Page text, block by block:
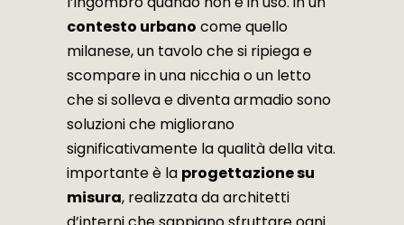
contesto urbano come quello
milanese, un tavolo che si ripiega e
scompare in una nicchia o un letto
che si solleva e diventa armadio sono
soluzioni che migliorano
significativamente la qualità della vita.
importante è la progettazione su
misura, realizzata da architetti